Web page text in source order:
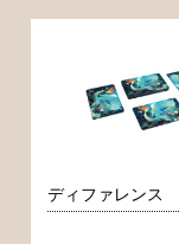
ディファレンス